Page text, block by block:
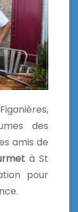
des
amis de
à St
pour